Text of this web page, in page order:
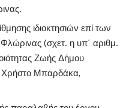
ιδιοκτησιών επί των
(σχετ. η υπ΄ αριθμ.
Ζωής Δήμου
Χρήστο Μπαρδάκα,